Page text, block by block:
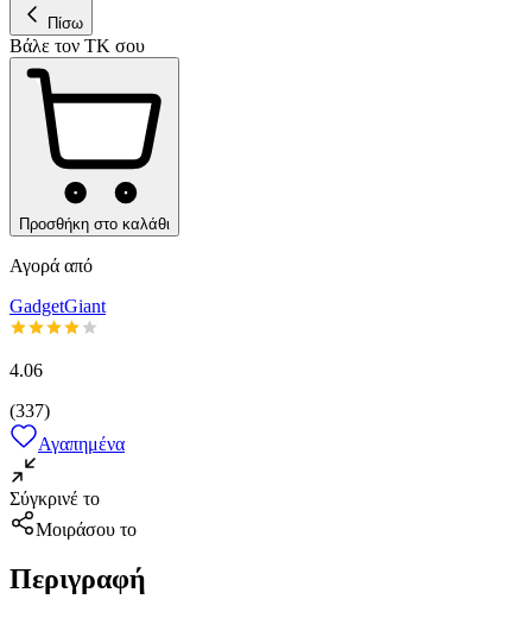
Πίσω
Βάλε τον ΤΚ σου
Προσθήκη στο καλάθι
Αγορά από
GadgetGiant
4.06
(337)
Αγαπημένα
Σύγκρινέ το
Μοιράσου το
Περιγραφή